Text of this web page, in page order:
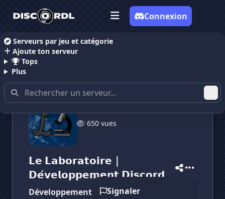
Serveurs par jeu et catégorie
Ajoute ton serveur
Tops
Plus
Connexion
Accueil Serveurs Discord Développeur
650 vues
𝗟𝗲 𝗟𝗮𝗯𝗼𝗿𝗮𝘁𝗼𝗶𝗿𝗲｜
𝗗𝗲́𝘃𝗲𝗹𝗼𝗽𝗽𝗲𝗺𝗲𝗻𝘁 𝗗𝗶𝘀𝗰𝗼𝗿𝗱
Signaler
Développement discord!
Vote pour𝗟𝗲 𝗟𝗮𝗯𝗼𝗿𝗮𝘁𝗼𝗶𝗿𝗲｜𝗗...
𝗟𝗲 𝗟𝗮𝗯𝗼𝗿𝗮𝘁𝗼𝗶𝗿𝗲...
Es-tu sûr de vouloir supprimer ton avis de ce
serveur ?
𝗟𝗲 𝗟𝗮𝗯𝗼𝗿𝗮𝘁𝗼𝗶𝗿𝗲｜𝗗...